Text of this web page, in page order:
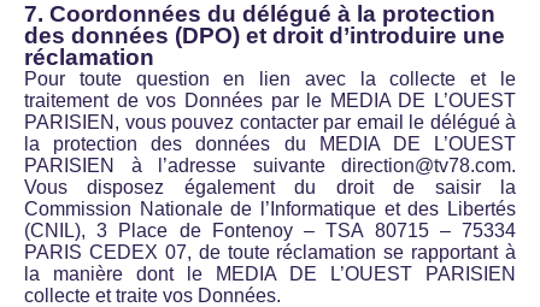
7. Coordonnées du délégué à la protection
des données (DPO) et droit d’introduire une
réclamation
Pour toute question en lien avec la collecte et le
traitement de vos Données par le MEDIA DE L’OUEST
PARISIEN, vous pouvez contacter par email le délégué à
la protection des données du MEDIA DE L’OUEST
PARISIEN à l’adresse suivante direction@tv78.com.
Vous disposez également du droit de saisir la
Commission Nationale de l’Informatique et des Libertés
(CNIL), 3 Place de Fontenoy – TSA 80715 – 75334
PARIS CEDEX 07, de toute réclamation se rapportant à
la manière dont le MEDIA DE L’OUEST PARISIEN
collecte et traite vos Données.